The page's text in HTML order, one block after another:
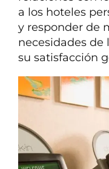
a los hoteles
y responder de
necesidades de
su satisfacción